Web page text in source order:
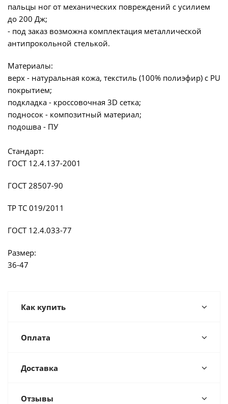
пальцы ног от механических повреждений с усилием
до 200 Дж;
- под заказ возможна комплектация металлической
антипрокольной стелькой.
Материалы:
верх - натуральная кожа, текстиль (100% полиэфир) с PU
покрытием;
подкладка - кроссовочная 3D сетка;
подносок - композитный материал;
подошва - ПУ
Стандарт:
ГОСТ 12.4.137-2001
ГОСТ 28507-90
ТР ТС 019/2011
ГОСТ 12.4.033-77
Размер:
36-47
Как купить
Оплата
Доставка
Отзывы